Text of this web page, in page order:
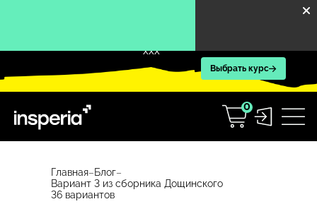
содержимому
XXX
Выбрать курс
0
Главная–Блог–
Вариант 3 из сборника Дощинского
36 вариантов